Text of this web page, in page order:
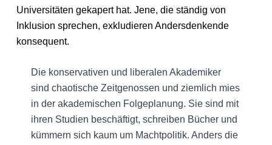
Universitäten gekapert hat. Jene, die ständig von
Inklusion sprechen, exkludieren Andersdenkende
konsequent.
Die konservativen und liberalen Akademiker
sind chaotische Zeitgenossen und ziemlich mies
in der akademischen Folgeplanung. Sie sind mit
ihren Studien beschäftigt, schreiben Bücher und
kümmern sich kaum um Machtpolitik. Anders die